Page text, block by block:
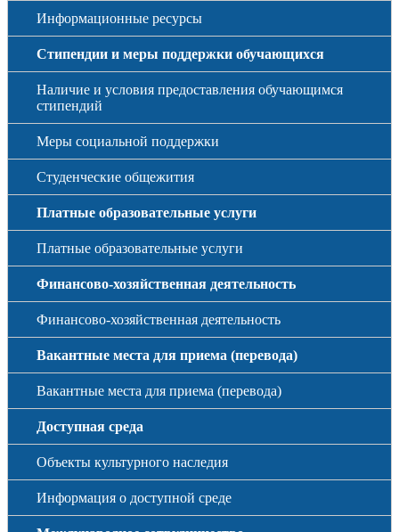
Информационные ресурсы
Стипендии и меры поддержки обучающихся
Наличие и условия предоставления обучающимся
стипендий
Меры социальной поддержки
Студенческие общежития
Платные образовательные услуги
Платные образовательные услуги
Финансово-хозяйственная деятельность
Финансово-хозяйственная деятельность
Вакантные места для приема (перевода)
Вакантные места для приема (перевода)
Доступная среда
Объекты культурного наследия
Информация о доступной среде